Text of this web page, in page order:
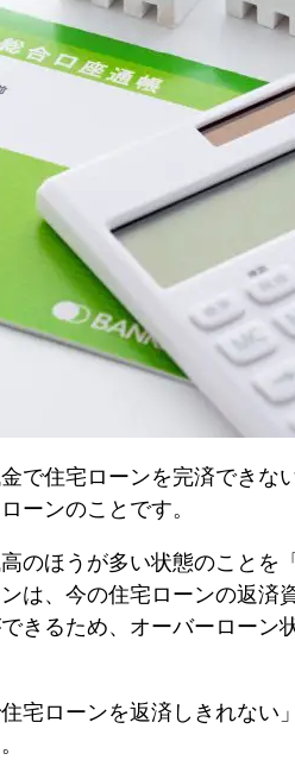
で住宅ローンを完済できな
ーンのことです。
のほうが多い状態のことを「
は、今の住宅ローンの返済
きるため、 オーバーローン
宅ローンを返済しきれない